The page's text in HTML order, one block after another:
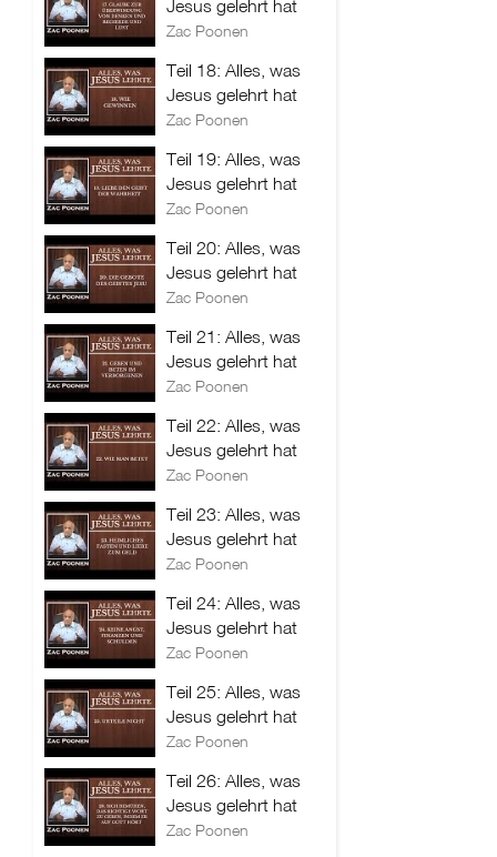
Jesus gelehrt hat
Zac Poonen
Teil 18: Alles, was
Jesus gelehrt hat
Zac Poonen
Teil 19: Alles, was
Jesus gelehrt hat
Zac Poonen
Teil 20: Alles, was
Jesus gelehrt hat
Zac Poonen
Teil 21: Alles, was
Jesus gelehrt hat
Zac Poonen
Teil 22: Alles, was
Jesus gelehrt hat
Zac Poonen
Teil 23: Alles, was
Jesus gelehrt hat
Zac Poonen
Teil 24: Alles, was
Jesus gelehrt hat
Zac Poonen
Teil 25: Alles, was
Jesus gelehrt hat
Zac Poonen
Teil 26: Alles, was
Jesus gelehrt hat
Zac Poonen